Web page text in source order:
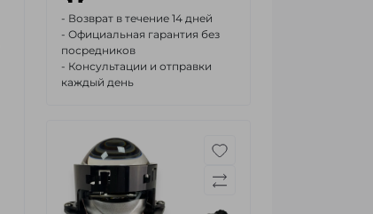
- Возврат в течение 14 дней
- Официальная гарантия без
посредников
- Консультации и отправки
каждый день